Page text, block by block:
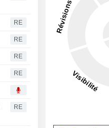
RE
RE
RE
RE
RE